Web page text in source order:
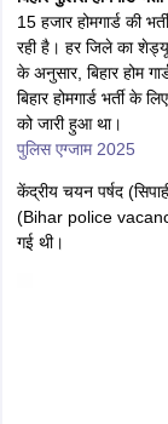
928 उम्मीदवारों का
करने के कारणों का
भी प्रकाशित किया है।
बिहार पुलिस सिपाही
ऑफिशियल वेबसाइट पर
कर सिपाही भर्ती आवेदन
सिपाही भर्ती आवेदन